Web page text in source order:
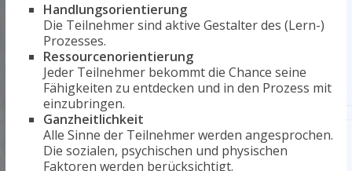
Handlungsorientierung
Die Teilnehmer sind aktive Gestalter des (Lern-)
Prozesses.
Ressourcenorientierung
Jeder Teilnehmer bekommt die Chance seine
Fähigkeiten zu entdecken und in den Prozess mit
einzubringen.
Ganzheitlichkeit
Alle Sinne der Teilnehmer werden angesprochen.
Die sozialen, psychischen und physischen
Faktoren werden berücksichtigt.